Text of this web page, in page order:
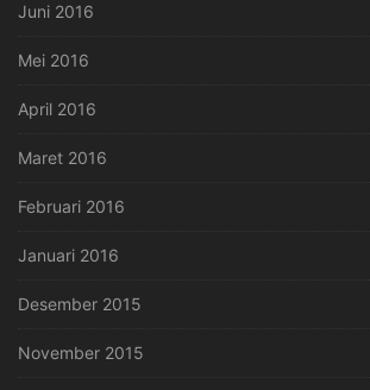
Juni 2016
Mei 2016
April 2016
Maret 2016
Februari 2016
Januari 2016
Desember 2015
November 2015